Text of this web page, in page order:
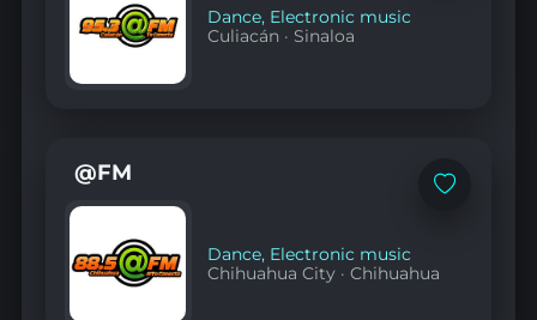
Dance, Electronic music
Culiacán · Sinaloa
Add
@FM
Dance, Electronic music
Chihuahua City ·Chihuahua